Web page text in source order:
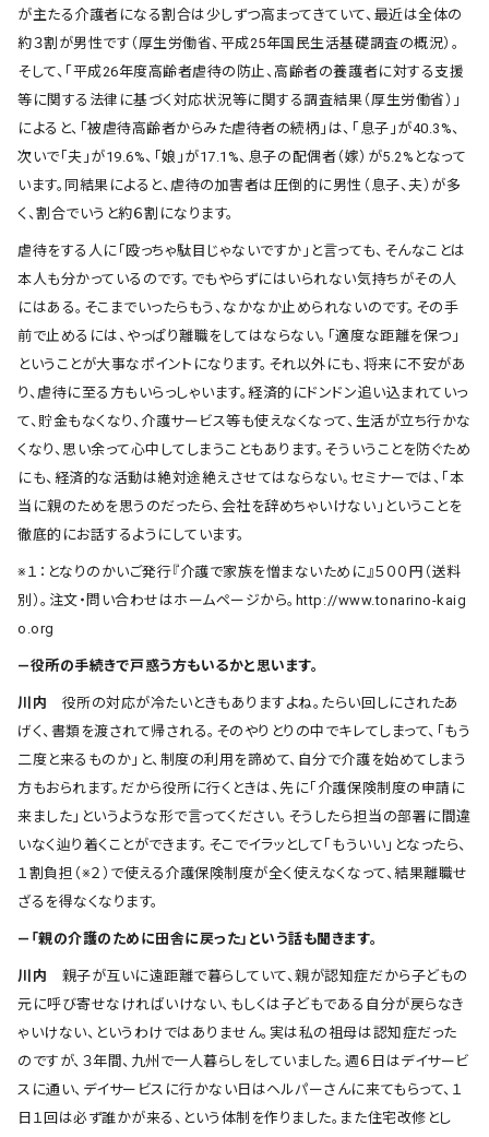
が主たる介護者になる割合は少しずつ高まってきていて、最近は全体の
約３割が男性です（厚生労働省、平成25年国民生活基礎調査の概況）。
そして、「平成26年度高齢者虐待の防止、高齢者の養護者に対する支援
等に関する法律に基づく対応状況等に関する調査結果（厚生労働省）」
によると、「被虐待高齢者からみた虐待者の続柄」は、「息子」が40.3%、
次いで「夫」が19.6%、「娘」が17.1%、息子の配偶者（嫁）が5.2%となって
います。同結果によると、虐待の加害者は圧倒的に男性（息子、夫）が多
く、割合でいうと約６割になります。
虐待をする人に「殴っちゃ駄目じゃないですか」と言っても、そんなことは
本人も分かっているのです。でもやらずにはいられない気持ちがその人
にはある。そこまでいったらもう、なかなか止められないのです。その手
前で止めるには、やっぱり離職をしてはならない。「適度な距離を保つ」
ということが大事なポイントになります。それ以外にも、将来に不安があ
り、虐待に至る方もいらっしゃいます。経済的にドンドン追い込まれていっ
て、貯金もなくなり、介護サービス等も使えなくなって、生活が立ち行かな
くなり、思い余って心中してしまうこともあります。そういうことを防ぐため
にも、経済的な活動は絶対途絶えさせてはならない。セミナーでは、「本
当に親のためを思うのだったら、会社を辞めちゃいけない」ということを
徹底的にお話するようにしています。
※１：となりのかいご発行『介護で家族を憎まないために』５００円（送料
別）。注文・問い合わせはホームページから。http://www.tonarino-kaig
o.org
―役所の手続きで戸惑う方もいるかと思います。
川内 役所の対応が冷たいときもありますよね。たらい回しにされたあ
げく、書類を渡されて帰される。そのやりとりの中でキレてしまって、「もう
二度と来るものか」と、制度の利用を諦めて、自分で介護を始めてしまう
方もおられます。だから役所に行くときは、先に「介護保険制度の申請に
来ました」というような形で言ってください。そうしたら担当の部署に間違
いなく辿り着くことができます。そこでイラッとして「もういい」となったら、
１割負担（※２）で使える介護保険制度が全く使えなくなって、結果離職せ
ざるを得なくなります。
―「親の介護のために田舎に戻った」という話も聞きます。
川内 親子が互いに遠距離で暮らしていて、親が認知症だから子どもの
元に呼び寄せなければいけない、もしくは子どもである自分が戻らなき
ゃいけない、というわけではありません。実は私の祖母は認知症だった
のですが、３年間、九州で一人暮らしをしていました。週６日はデイサービ
スに通い、デイサービスに行かない日はヘルパーさんに来てもらって、１
日１回は必ず誰かが来る、という体制を作りました。また住宅改修とし